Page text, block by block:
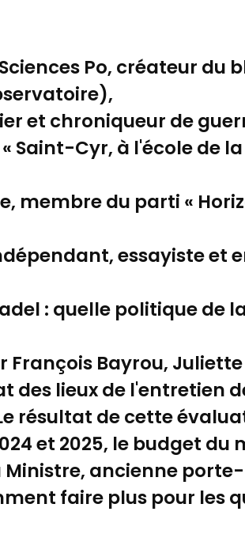
Po, créateur du
et chroniqueur de
Saint-Cyr, à l'école de
membre du parti «
essayiste et
: quelle politique de
François Bayrou,
des lieux de l'entretien
résultat de cette
et 2025, le budget du
ancienne
faire plus pour les